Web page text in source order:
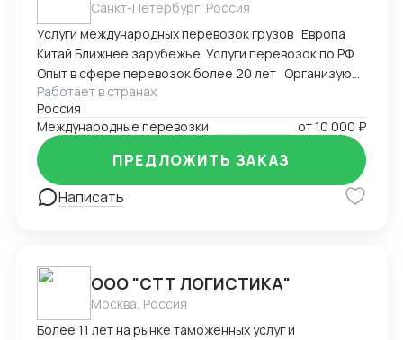
оптимальные по цене и срокам цепочки поставок
под каждый конкретный случай.
Санкт-Петербург, Россия
Услуги международных перевозок грузов Европа
Китай Ближнее зарубежье Услуги перевозок по РФ
Опыт в сфере перевозок более 20 лет Организую
доставку автомобильным транспортом в любых
направлениях
Работает в странах
Россия
Международные перевозки
от10 000 ₽
Написать
ПРЕДЛОЖИТЬ ЗАКАЗ
ООО "СТТ ЛОГИСТИКА"
Москва, Россия
Более 11 лет на рынке таможенных услуг и